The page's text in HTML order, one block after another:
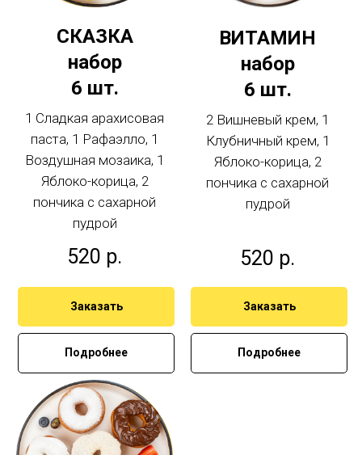
СКАЗКА
набор
6 шт.
1 Сладкая арахисовая
паста, 1 Рафаэлло, 1
Воздушная мозаика, 1
Яблоко-корица, 2
пончика с сахарной
пудрой
520 р.
Заказать
Подробнее
ВИТАМИН
набор
6 шт.
2 Вишневый крем, 1
Клубничный крем, 1
Яблоко-корица, 2
пончика с сахарной
пудрой
520 р.
Заказать
Подробнее